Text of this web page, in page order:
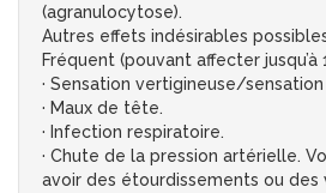
(agranulocytose).
Autres effets indésirables
Fréquent (pouvant affecter jusqu’à
· Sensation vertigineuse/
· Maux de tête.
· Infection respiratoire.
· Chute de la pression artérielle.
avoir des étourdissements ou des